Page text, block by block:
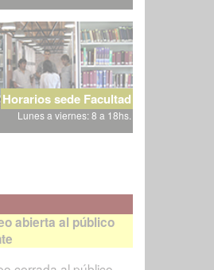
Horarios sede Facultad
Lunes a viernes: 8 a 18hs.
abierta al público